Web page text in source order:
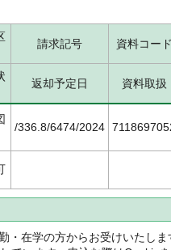
請求記号 資料コー
返却予定日 資料取扱
/336.8/6474/2024
・在学の方からお受けいたしま